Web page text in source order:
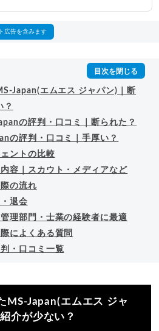
エージェント
広告を含みます
Japan(エムエス ジャパン)｜断
？
の評判・口コミ｜断られた？
の評判・口コミ｜手厚い？
ントの比較
容｜スカウト・メディアなど
の流れ
退会
理部門・士業の経験者に最適
によくある質問
・口コミ一覧
MS-Japan(エムエス ジャ
介が少ない？